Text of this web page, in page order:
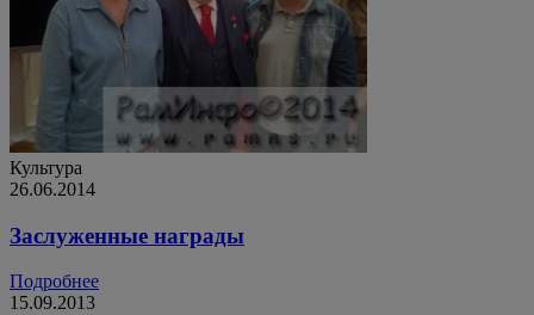
Культура
26.06.2014
Заслуженные награды
Подробнее
15.09.2013